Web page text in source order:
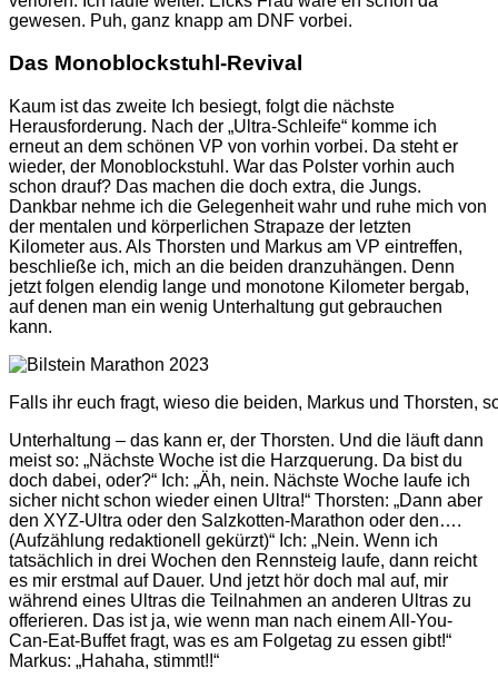
gewesen. Puh, ganz knapp am DNF vorbei.
Das Monoblockstuhl-Revival
Kaum ist das zweite Ich besiegt, folgt die nächste
Herausforderung. Nach der „Ultra-Schleife“ komme ich
erneut an dem schönen VP von vorhin vorbei. Da steht er
wieder, der Monoblockstuhl. War das Polster vorhin auch
schon drauf? Das machen die doch extra, die Jungs.
Dankbar nehme ich die Gelegenheit wahr und ruhe mich von
der mentalen und körperlichen Strapaze der letzten
Kilometer aus. Als Thorsten und Markus am VP eintreffen,
beschließe ich, mich an die beiden dranzuhängen. Denn
jetzt folgen elendig lange und monotone Kilometer bergab,
auf denen man ein wenig Unterhaltung gut gebrauchen
kann.
Falls ihr euch fragt, wieso die beiden, Markus und Thorsten,
Unterhaltung – das kann er, der Thorsten. Und die läuft dann
meist so: „Nächste Woche ist die Harzquerung. Da bist du
doch dabei, oder?“ Ich: „Äh, nein. Nächste Woche laufe ich
sicher nicht schon wieder einen Ultra!“ Thorsten: „Dann aber
den XYZ-Ultra oder den Salzkotten-Marathon oder den….
(Aufzählung redaktionell gekürzt)“ Ich: „Nein. Wenn ich
tatsächlich in drei Wochen den Rennsteig laufe, dann reicht
es mir erstmal auf Dauer. Und jetzt hör doch mal auf, mir
während eines Ultras die Teilnahmen an anderen Ultras zu
offerieren. Das ist ja, wie wenn man nach einem All-You-
Can-Eat-Buffet fragt, was es am Folgetag zu essen gibt!“
Markus: „Hahaha, stimmt!!“